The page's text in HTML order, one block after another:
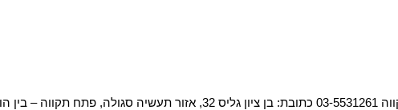
סניפי ארונות הראל ארונות הראל – פתח תקווה 03-5531261 כתובת: בן ציון גליס 32, אזור תעשיה סגולה, פתח תקווה –